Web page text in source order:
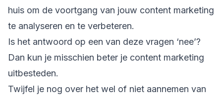
huis om de voortgang van jouw content marketing
te analyseren en te verbeteren.
Is het antwoord op een van deze vragen ‘nee’?
Dan kun je misschien beter je content marketing
uitbesteden.
Twijfel je nog over het wel of niet aannemen van